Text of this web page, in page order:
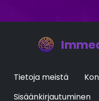
Tietoja meistä
Sisäänkirjautuminen